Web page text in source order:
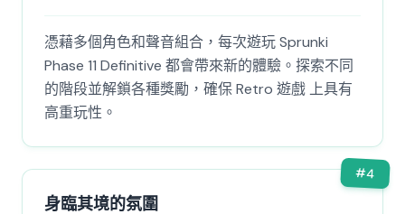
憑藉多個角色和聲音組合，每次遊玩 Sprunki
Phase 11 Definitive 都會帶來新的體驗。探索不同
的階段並解鎖各種獎勵，確保 Retro 遊戲 上具有
高重玩性。
#4
身臨其境的氛圍